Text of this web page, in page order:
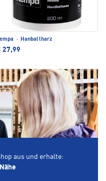
· Hanballharz
27,99
aus und erhalte: